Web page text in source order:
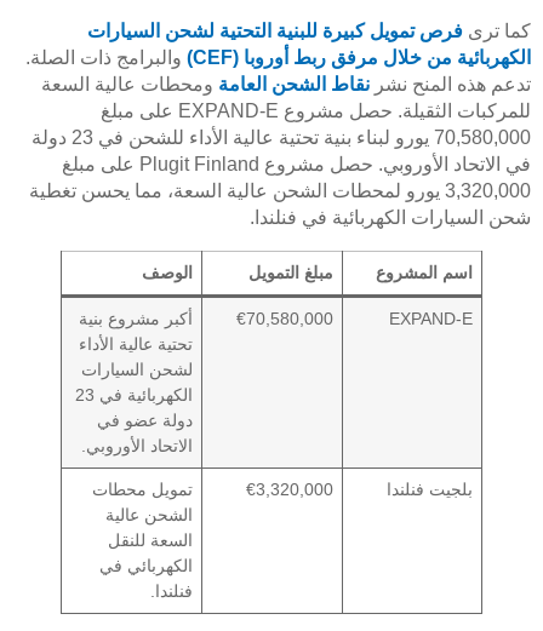
كما ترى فرص تمويل كبيرة للبنية التحتية لشحن السيارات
الكهربائية من خلال مرفق ربط أوروبا (CEF)
والبرامج ذات الصلة.
تدعم هذه المنح نشر نقاط الشحن العامة ومحطات عالية السعة
للمركبات الثقيلة. حصل مشروع EXPAND-E على مبلغ
70,580,000 يورو لبناء بنية تحتية عالية الأداء للشحن في 23 دولة
في الاتحاد الأوروبي. حصل مشروع Plugit Finland على مبلغ
3,320,000 يورو لمحطات الشحن عالية السعة، مما يحسن تغطية
شحن السيارات الكهربائية في فنلندا.
اسم المشروع مبلغ التمويل الوصف
EXPAND-E
€70,580,000
أكبر مشروع بنية
تحتية عالية الأداء
لشحن السيارات
الكهربائية في 23
دولة عضو في
الاتحاد الأوروبي.
بلجيت فنلندا €3,320,000
تمويل محطات
الشحن عالية
السعة للنقل
الكهربائي في
فنلندا.